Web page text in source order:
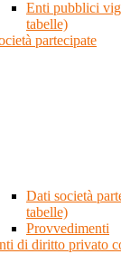
Enti pubblici
tabelle)
partecipate
Dati società
tabelle)
Provvedimenti
di diritto privato